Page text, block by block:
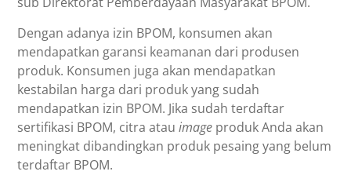
Dengan adanya izin BPOM, konsumen akan
mendapatkan garansi keamanan dari produsen
produk. Konsumen juga akan mendapatkan
kestabilan harga dari produk yang sudah
mendapatkan izin BPOM. Jika sudah terdaftar
sertifikasi BPOM, citra atauimage produk Anda akan
meningkat dibandingkan produk pesaing yang belum
terdaftar BPOM.